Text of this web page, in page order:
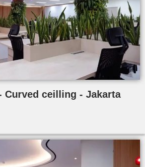
Curved ceilling - Jakarta